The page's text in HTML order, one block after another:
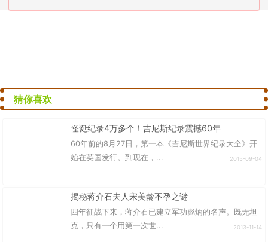
猜你喜欢
怪诞纪录4万多个！吉尼斯纪录震撼60年
60年前的8月27日，第一本《吉尼斯世界纪录大全》开
始在英国发行。到现在，...
2015-09-04
揭秘蒋介石夫人宋美龄不孕之谜
四年征战下来，蒋介石已建立军功彪炳的名声。既无坦
克，只有一个用第一次世...
2013-11-14